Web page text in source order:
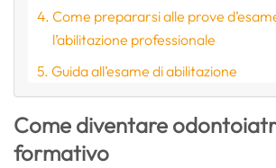
Come prepararsi alle prove
l’abilitazione professionale
Guida all’esame di abilitazione
Come diventare
formativo